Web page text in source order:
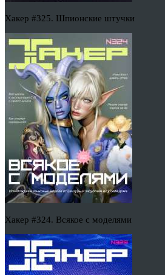
Хакер #325. Шпионские штучки
Хакер #324. Всякое с моделями